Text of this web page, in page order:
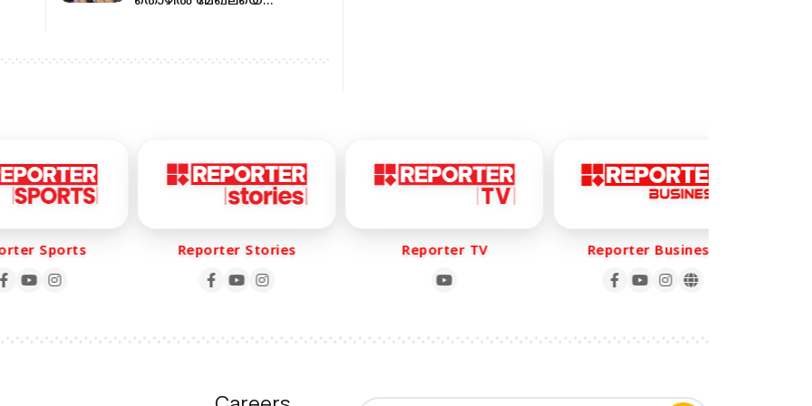
Sports Reporter Stories Reporter TV Reporter Business